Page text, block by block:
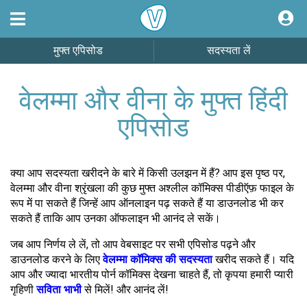
मुफ्त एपिसोड सदस्यता लें
वेलम्मा और वीना के मुफ्त हिंदी
एपिसोड
क्या आप सदस्यता खरीदने के बारे में किसी उलझन में हैं? आप इस पृष्ठ पर,
वेलम्मा और वीना श्रृंखला की कुछ मुफ्त अश्लील कॉमिक्स पीडीऍफ़ फाइल के
रूप में पा सकते हैं जिन्हें आप ऑनलाइन पढ़ सकते हैं या डाउनलोड भी कर
सकते हैं ताकि आप उनका ऑफलाइन भी आनंद ले सकें।
जब आप निर्णय ले लें, तो आप वेबसाइट पर सभी एपिसोड पढ़ने और
डाउनलोड करने के लिएवेलम्मा कॉमिक्स की सदस्यताखरीद सकते हैं। यदि
आप और ज्यादा भारतीय पोर्न कॉमिक्स देखना चाहते हैं, तो कृपया हमारी प्यारी
गृहिणीसविता भाभीसे मिलें! और आनंद लें!